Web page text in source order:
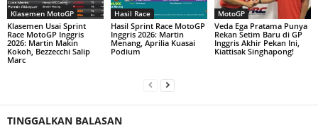
Klasemen MotoGP
Klasemen Usai Sprint
Race MotoGP Inggris
2026: Martin Makin
Kokoh, Bezzecchi Salip
Marc
Hasil Race
Hasil Sprint Race MotoGP
Inggris 2026: Martin
Menang, Aprilia Kuasai
Podium
MotoGP
Veda Ega Pratama Punya
Rekan Setim Baru di GP
Inggris Akhir Pekan Ini,
Kiattisak Singhapong!
TINGGALKAN BALASAN